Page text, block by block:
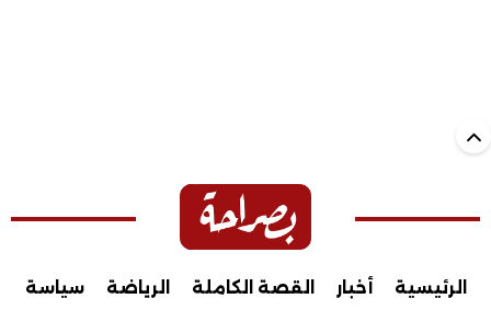
الرئيسية أخبار القصة الكاملة الرياضة سياسة